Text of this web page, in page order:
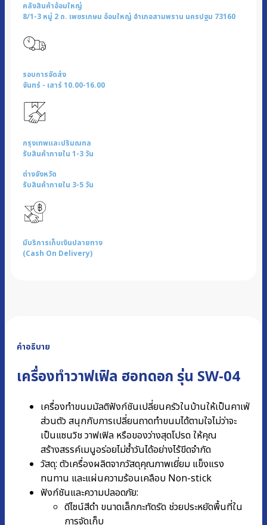
คลังสินค้าอ้อมใหญ่
8/1-3 หมู่ 2 ถ. เพชรเกษม อ้อมใหญ่ อำเภอสามพราน นครปฐม 73160
รอบการจัดส่ง
จันทร์ - เสาร์ 10.00-16.00
กรุงเทพและปริมณฑล
รับสินค้าภายใน 1-3 วัน
ต่างจังหวัด
รับสินค้าภายใน 3-5 วัน
มีบริการเก็บเงินปลายทาง
(Cash On Delivery)
คำอธิบาย
เครื่องทำวาฟเฟิล ฮอทดอก รุ่น SW-04
เครื่องทำขนมมัลติฟังก์ชันเปลี่ยนครัวในบ้านให้เป็นคาเฟ่
ส่วนตัว สนุกกับการเปลี่ยนถาดทำขนมได้ตามใจไม่ว่าจะ
เป็นแซนวิช วาฟเฟิล หรือของว่างสุดโปรด ให้คุณ
สร้างสรรค์เมนูอร่อยไม่ซ้ำวันได้อย่างไร้ขีดจำกัด
วัสดุ: ตัวเครื่องผลิตจากวัสดุคุณภาพเยี่ยม แข็งแรง
ทนทาน และแผ่นความร้อนเคลือบ Non-stick
ฟังก์ชันและความปลอดภัย:
ดีไซน์สีดำ ขนาดเล็กกะทัดรัด ช่วยประหยัดพื้นที่ใน
การจัดเก็บ